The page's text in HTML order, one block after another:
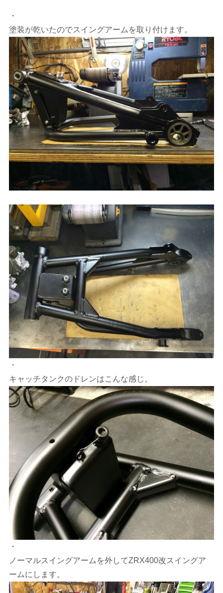
・
塗装が乾いたのでスイングアームを取り付けます。
・
キャッチタンクのドレンはこんな感じ。
・
ノーマルスイングアームを外してZRX400改スイングア
ームにします。